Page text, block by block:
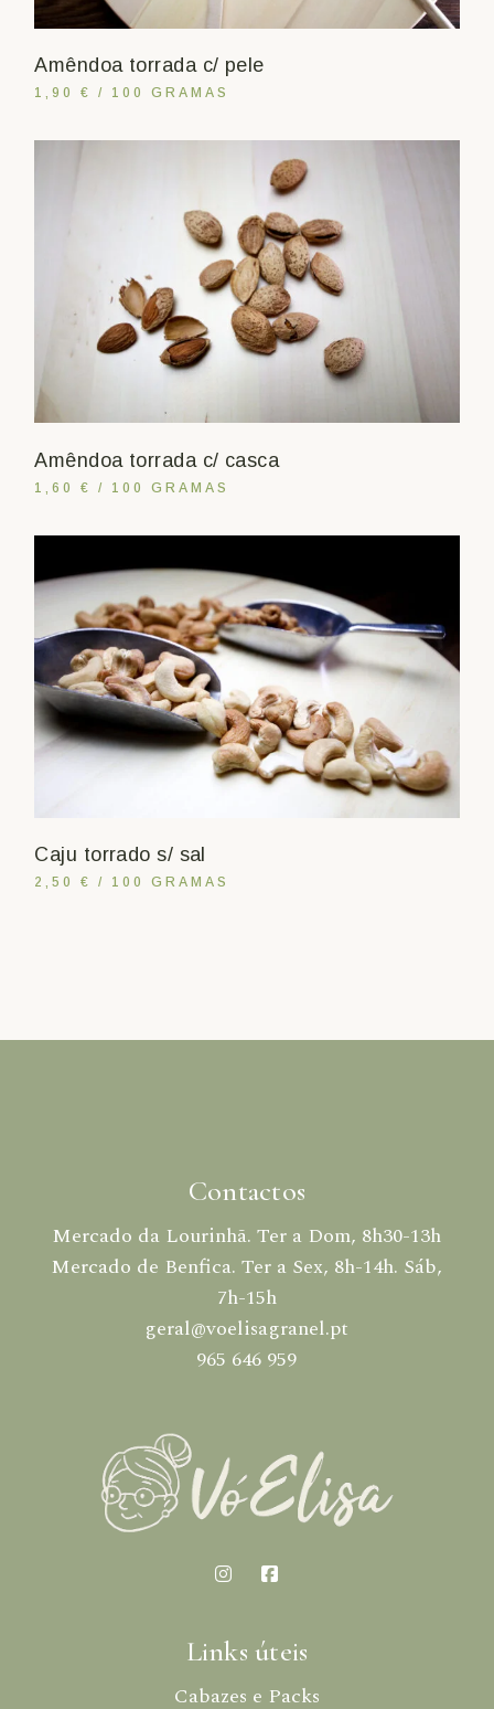
Amêndoa torrada c/ pele
1,90 € / 100 GRAMAS
Amêndoa torrada c/ casca
1,60 € / 100 GRAMAS
Caju torrado s/ sal
2,50 € / 100 GRAMAS
Contactos
Mercado da Lourinhã. Ter a Dom, 8h30-13h
Mercado de Benfica. Ter a Sex, 8h-14h. Sáb,
7h-15h
geral@voelisagranel.pt
965 646 959
Links úteis
Cabazes e Packs